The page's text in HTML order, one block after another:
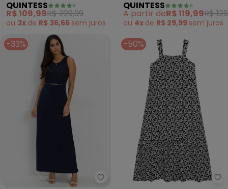
Laranja)
QUINTESS
R$ 109,99R$ 229,99
ou 3x de R$ 36,66 sem juros
com Fenda (Mescla
Chumbo)
QUINTESS
A partir deR$ 119,99R$
ou 4x de R$ 29,99 sem juros
-33%
bonprix - Vestido (Azul
-50%